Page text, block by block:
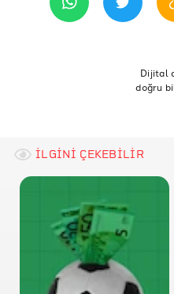
UEFA Duyuru
Dijital
doğru
İLGİNİ ÇEKEBİLİR